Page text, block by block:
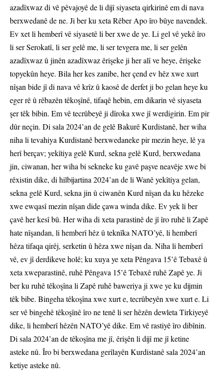
azadîxwaz di vê pêvajoyê de li dijî siyaseta qirkirinê em di nava
berxwedanê de ne. Ji ber ku xeta Rêber Apo îro bûye navendek.
Ev xet li hemberî vê siyasetê li ber xwe de ye. Li gel vê yekê îro
li ser Serokatî, li ser gelê me, li ser tevgera me, li ser gelên
azadîxwaz û jinên azadîxwaz êrişeke ji her alî ve heye, êrişeke
topyekûn heye. Bila her kes zanibe, her çend ev hêz xwe xurt
nîşan bide jî di nava vê krîz û kaosê de derfet ji bo gelan heye ku
eger rê û rêbazên têkoşînê, tifaqê hebin, em dikarin vê siyaseta
şer têk bibin. Em vê tecrûbeyê ji dîroka xwe jî werdigirin. Em pir
dûr neçin. Di sala 2024’an de gelê Bakurê Kurdistanê, her wiha
niha li tevahiya Kurdistanê berxwedaneke pir mezin heye, lê ya
herî berçav; yekîtiya gelê Kurd, sekna gelê Kurd, berxwedana
jin, ciwanan, her wiha bi sekneke ku gavê paşve neavêje xwe bi
rêxistin dike, di hilbijartina 2024’an de li Wanê yekîtiya gelan,
sekna gelê Kurd, sekna jin û ciwanên Kurd nîşan da ku hêzeke
xwe ewqasî mezin nîşan dide çawa winda dike. Ev yek li ber
çavê her kesî bû. Her wiha di xeta parastinê de jî îro ruhê li Zapê
hate nîşandan, li hemberî hêz û teknîka NATO’yê, li hemberî
hêza tifaqa qirêj, serketin û hêza xwe nîşan da. Niha li hemberî
vê, ev jî derdikeve holê; ku xuya ye xeta Pêngava 15’ê Tebaxê û
xeta xweparastinê, ruhê Pêngava 15’ê Tebaxê ruhê Zapê ye. Ji
ber ku ruhê têkoşîna li Zapê ruhê baweriya ji xwe ye ku dijmin
têk bibe. Bingeha têkoşîna xwe xurt e, tecrûbeyên xwe xurt e. Li
ser vê bingehê têkoşînê îro ne tenê li ser hêzên dewleta Tirkiyeyê
dike, li hemberî hêzên NATO’yê dike. Em vê rastiyê îro dibînin.
Di sala 2024’an de têkoşîna me jî, êrişên li dijî me jî ketine
asteke nû. Îro bi berxwedana gerîlayên Kurdistanê sala 2024’an
ketiye asteke nû.